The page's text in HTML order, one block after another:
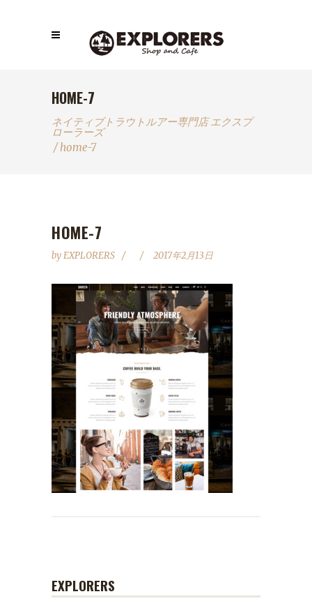
HOME-7
ネイティブトラウトルアー専門店 エクスプ
ローラーズ
/home-7
HOME-7
byEXPLORERS 2017年2月13日
EXPLORERS